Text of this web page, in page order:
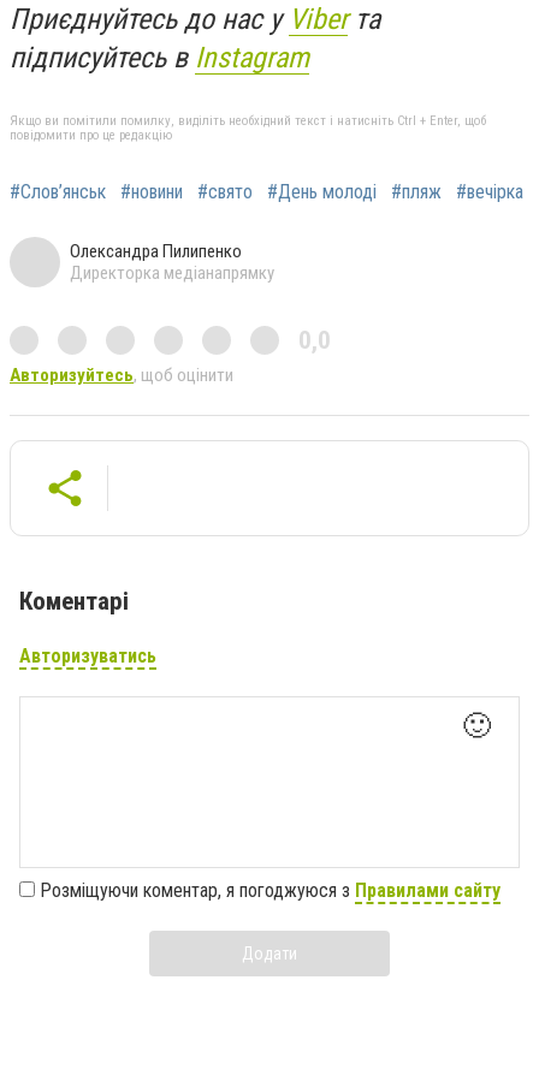
Приєднуйтесь до нас у Viberта
підписуйтесь в Instagram
Якщо ви помітили помилку, виділіть необхідний текст і натисніть Ctrl + Enter, щоб
повідомити про це редакцію
#Слов’янськ #новини #свято #День молоді #пляж #вечірка
Олександра Пилипенко
Директорка медіанапрямку
0,0
Авторизуйтесь, щоб оцінити
Коментарі
Авторизуватись
🙂
Розміщуючи коментар, я погоджуюся з Правилами сайту
Додати